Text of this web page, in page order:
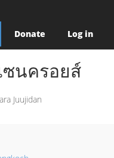
Donate Log in
ซนครอยส์
Juujidan